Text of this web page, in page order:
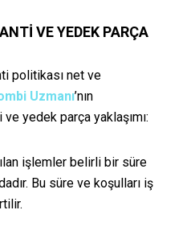
VE YEDEK PARÇA
politikası net ve
Uzmanı’nın
yedek parça yaklaşımı:
işlemler belirli bir süre
Bu süre ve koşulları iş